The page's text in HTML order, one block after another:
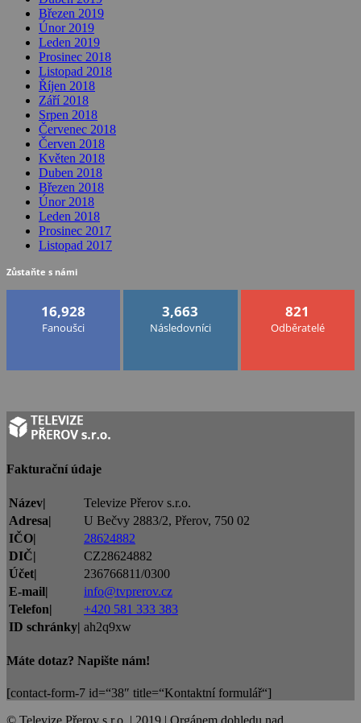
Březen 2019
Únor 2019
Leden 2019
Prosinec 2018
Listopad 2018
Říjen 2018
Září 2018
Srpen 2018
Červenec 2018
Červen 2018
Květen 2018
Duben 2018
Březen 2018
Únor 2018
Leden 2018
Prosinec 2017
Listopad 2017
Zůstaňte s námi
16,928
Fanoušci
3,663
Následovníci
821
Odběratelé
Fakturační údaje
Název|
Televize Přerov s.r.o.
Adresa|
U Bečvy 2883/2, Přerov, 750 02
IČO|
28624882
DIČ|
CZ28624882
Účet|
236766811/0300
E-mail|
info@tvprerov.cz
Telefon|
+420 581 333 383
ID schránky| ah2q9xw
Máte dotaz? Napište nám!
[contact-form-7 id=“38″ title=“Kontaktní formulář“]
© Televize Přerov s.r.o. | 2019 | Orgánem dohledu nad